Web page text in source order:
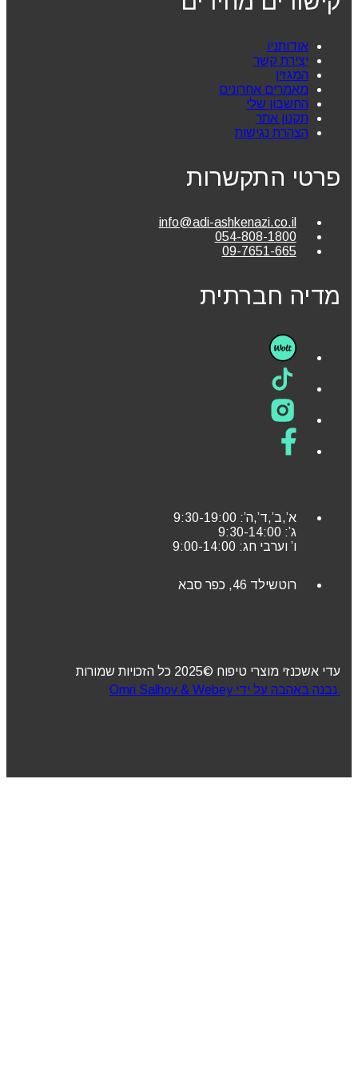
אודותניו
יצירת קשר
המגזין
מאמרים אחרונים
החשבון שלי
תקנון אתר
הצהרת נגישות
פרטי התקשרות
info@adi-ashkenazi.co.il
054-808-1800
09-7651-665
מדיה חברתית
א’,ב’,ד’,ה’: 9:30-19:00
ג’: 9:30-14:00
ו’ וערבי חג: 9:00-14:00
רוטשילד 46, כפר סבא
עדי אשכנזי מוצרי טיפוח ©2025 כל הזכויות שמורות
נבנה באהבה על ידי Omri Salhov & Webey